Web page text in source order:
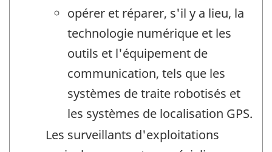
opérer et réparer, s'il y a lieu, la
technologie numérique et les
outils et l'équipement de
communication, tels que les
systèmes de traite robotisés et
les systèmes de localisation GPS.
Les surveillants d'exploitations